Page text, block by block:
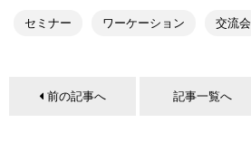
セミナー ワーケーション 交流会
前の記事へ 記事一覧へ